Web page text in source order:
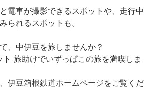
電車が撮影できるスポットや、走行中
られるスポットも。
、中伊豆を旅しませんか？
ト 旅助けでいずっぱこの旅を満喫しま
伊豆箱根鉄道ホームページをご覧くだ